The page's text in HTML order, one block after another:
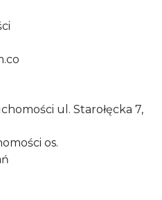
ul. Starołęcka 7,
os.